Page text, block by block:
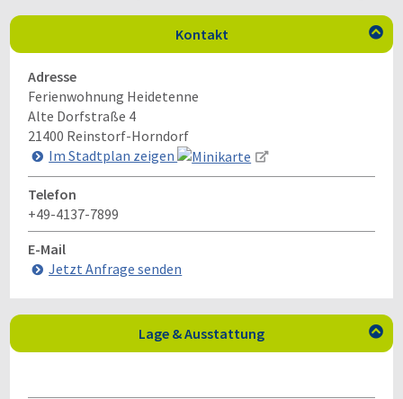
Kontakt 
Adresse
Ferienwohnung Heidetenne
Alte Dorfstraße 4
21400 Reinstorf-Horndorf
Im Stadtplan zeigen
Telefon
+49-4137-7899
E-Mail
Jetzt Anfrage senden
Lage & Ausstattung 